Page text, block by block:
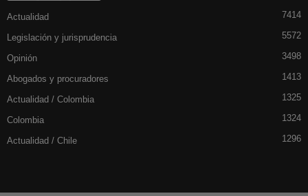
Actualidad 7414
Legislación y jurisprudencia 5572
Opinión 3498
Abogados y procuradores 1413
Actualidad / Colombia 1325
Colombia 1324
Actualidad / Chile 1296